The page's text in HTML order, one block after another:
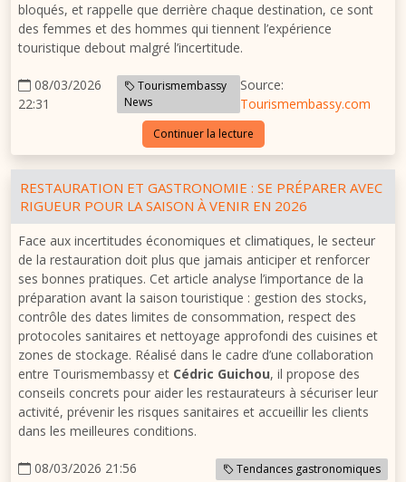
bloqués, et rappelle que derrière chaque destination, ce sont
des femmes et des hommes qui tiennent l’expérience
touristique debout malgré l’incertitude.
08/03/2026
22:31
Tourismembassy
News
Source:
Tourismembassy.com
Continuer la lecture
RESTAURATION ET GASTRONOMIE : SE PRÉPARER AVEC
RIGUEUR POUR LA SAISON À VENIR EN 2026
Face aux incertitudes économiques et climatiques, le secteur
de la restauration doit plus que jamais anticiper et renforcer
ses bonnes pratiques. Cet article analyse l’importance de la
préparation avant la saison touristique : gestion des stocks,
contrôle des dates limites de consommation, respect des
protocoles sanitaires et nettoyage approfondi des cuisines et
zones de stockage. Réalisé dans le cadre d’une collaboration
entre Tourismembassy et Cédric Guichou, il propose des
conseils concrets pour aider les restaurateurs à sécuriser leur
activité, prévenir les risques sanitaires et accueillir les clients
dans les meilleures conditions.
08/03/2026 21:56 Tendances gastronomiques